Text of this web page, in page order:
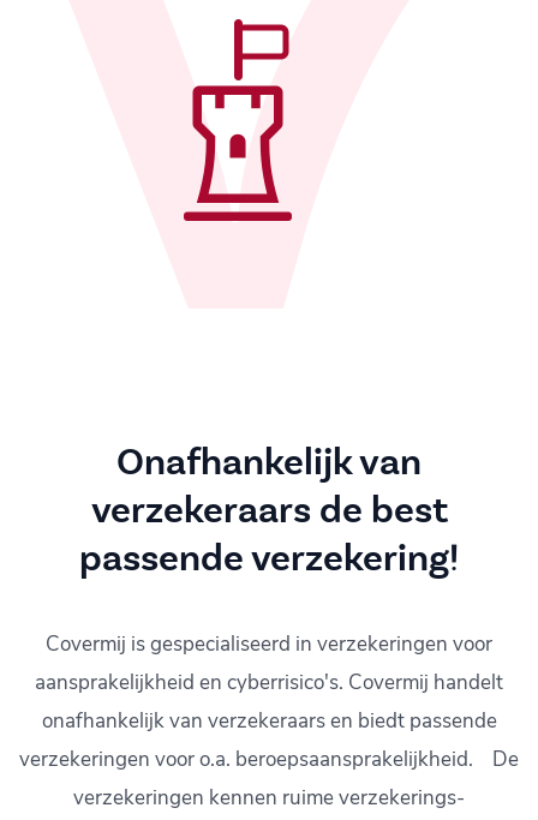
Onafhankelijk van
verzekeraars de best
passende verzekering!
Covermij is gespecialiseerd in verzekeringen voor
aansprakelijkheid en cyberrisico's. Covermij handelt
onafhankelijk van verzekeraars en biedt passende
verzekeringen voor o.a. beroepsaansprakelijkheid. De
verzekeringen kennen ruime verzekerings-